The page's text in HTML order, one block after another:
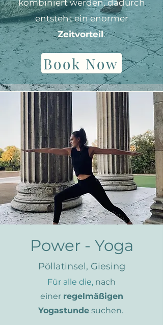
kombiniert werden, dadurch
entsteht ein enormer
Zeitvorteil.
Book Now
Power - Yoga
Pöllatinsel, Giesing
Für alle die, nach
einer regelmäßigen
Yogastundesuchen.